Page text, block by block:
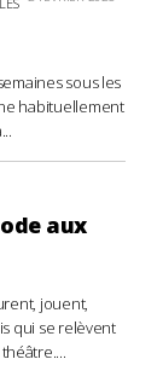
sous les
habituellement
aux
jouent,
qui se relèvent